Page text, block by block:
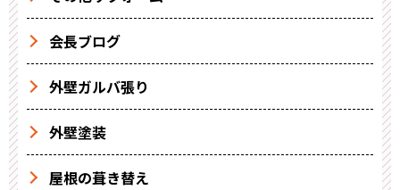
会長ブログ
外壁ガルバ張り
外壁塗装
屋根の葺き替え